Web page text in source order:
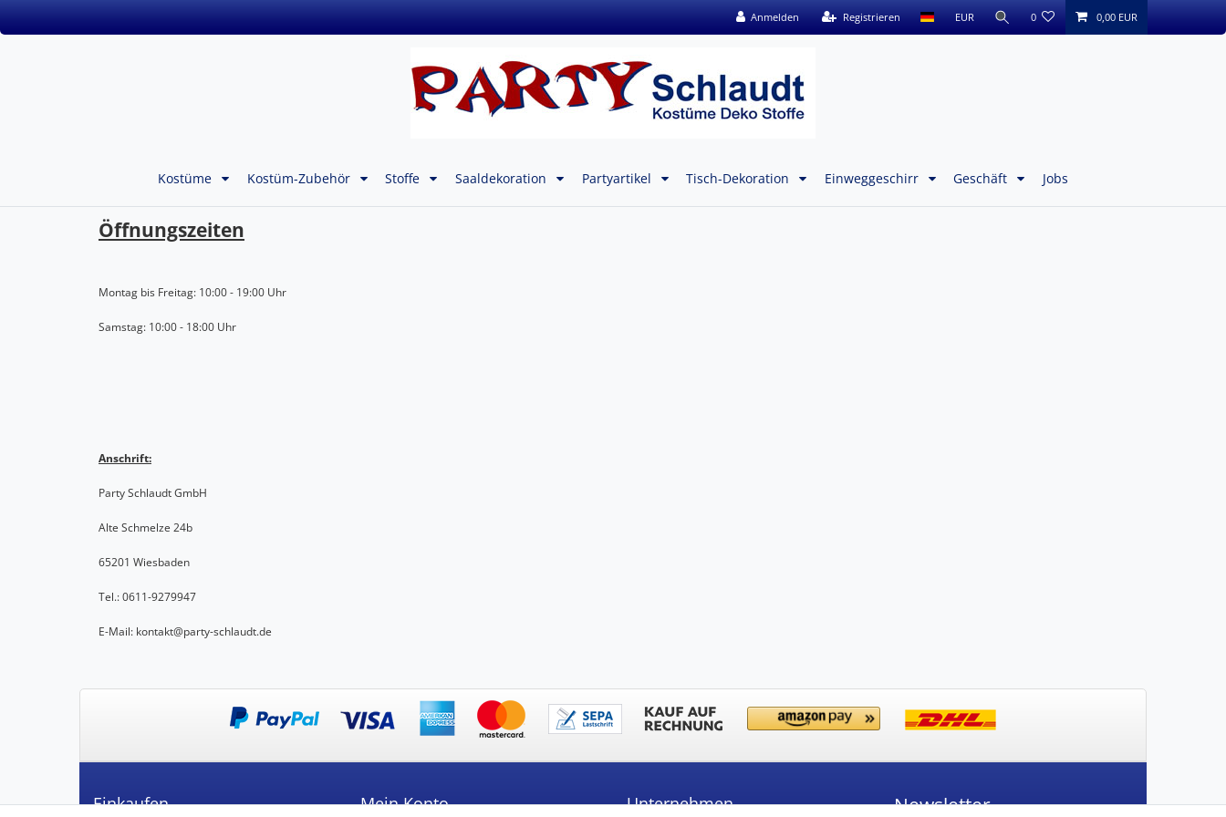
Anmelden Registrieren EUR 0 0,00 EUR
Kostüme Kostüm-Zubehör Stoffe Saaldekoration Partyartikel Tisch-Dekoration Einweggeschirr Geschäft Jobs
Öffnungszeiten
Montag bis Freitag: 10:00 - 19:00 Uhr
Samstag: 10:00 - 18:00 Uhr
Anschrift:
Party Schlaudt GmbH
Alte Schmelze 24b
65201 Wiesbaden
Tel.: 0611-9279947
E-Mail: kontakt@party-schlaudt.de
Einkaufen Mein Konto Unternehmen Newsletter